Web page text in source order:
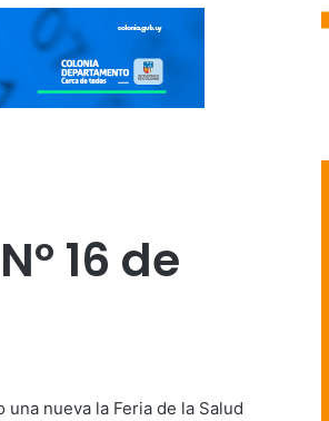
16 de
nueva la Feria de la Salud